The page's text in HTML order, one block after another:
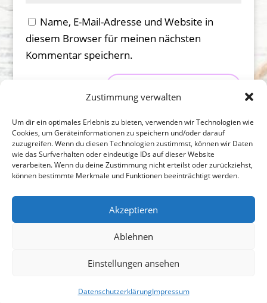
Zustimmung verwalten
Um dir ein optimales Erlebnis zu bieten, verwenden wir Technologien wie
Cookies, um Geräteinformationen zu speichern und/oder darauf
zuzugreifen. Wenn du diesen Technologien zustimmst, können wir Daten
wie das Surfverhalten oder eindeutige IDs auf dieser Website
verarbeiten. Wenn du deine Zustimmung nicht erteilst oder zurückziehst,
können bestimmte Merkmale und Funktionen beeinträchtigt werden.
Akzeptieren
Ablehnen
Einstellungen ansehen
DatenschutzerklärungImpressum
Name, E-Mail-Adresse und Website in
diesem Browser für meinen nächsten
Kommentar speichern.
Impressum
Datenschutzerklärung
*Die angegeben Preise sind Endpreise zzgl.
Liefer-/Versandkosten. Aufgrund des
Kleinunternehmerstatus gem. § 19 UStG erheben wir
nicht aus.